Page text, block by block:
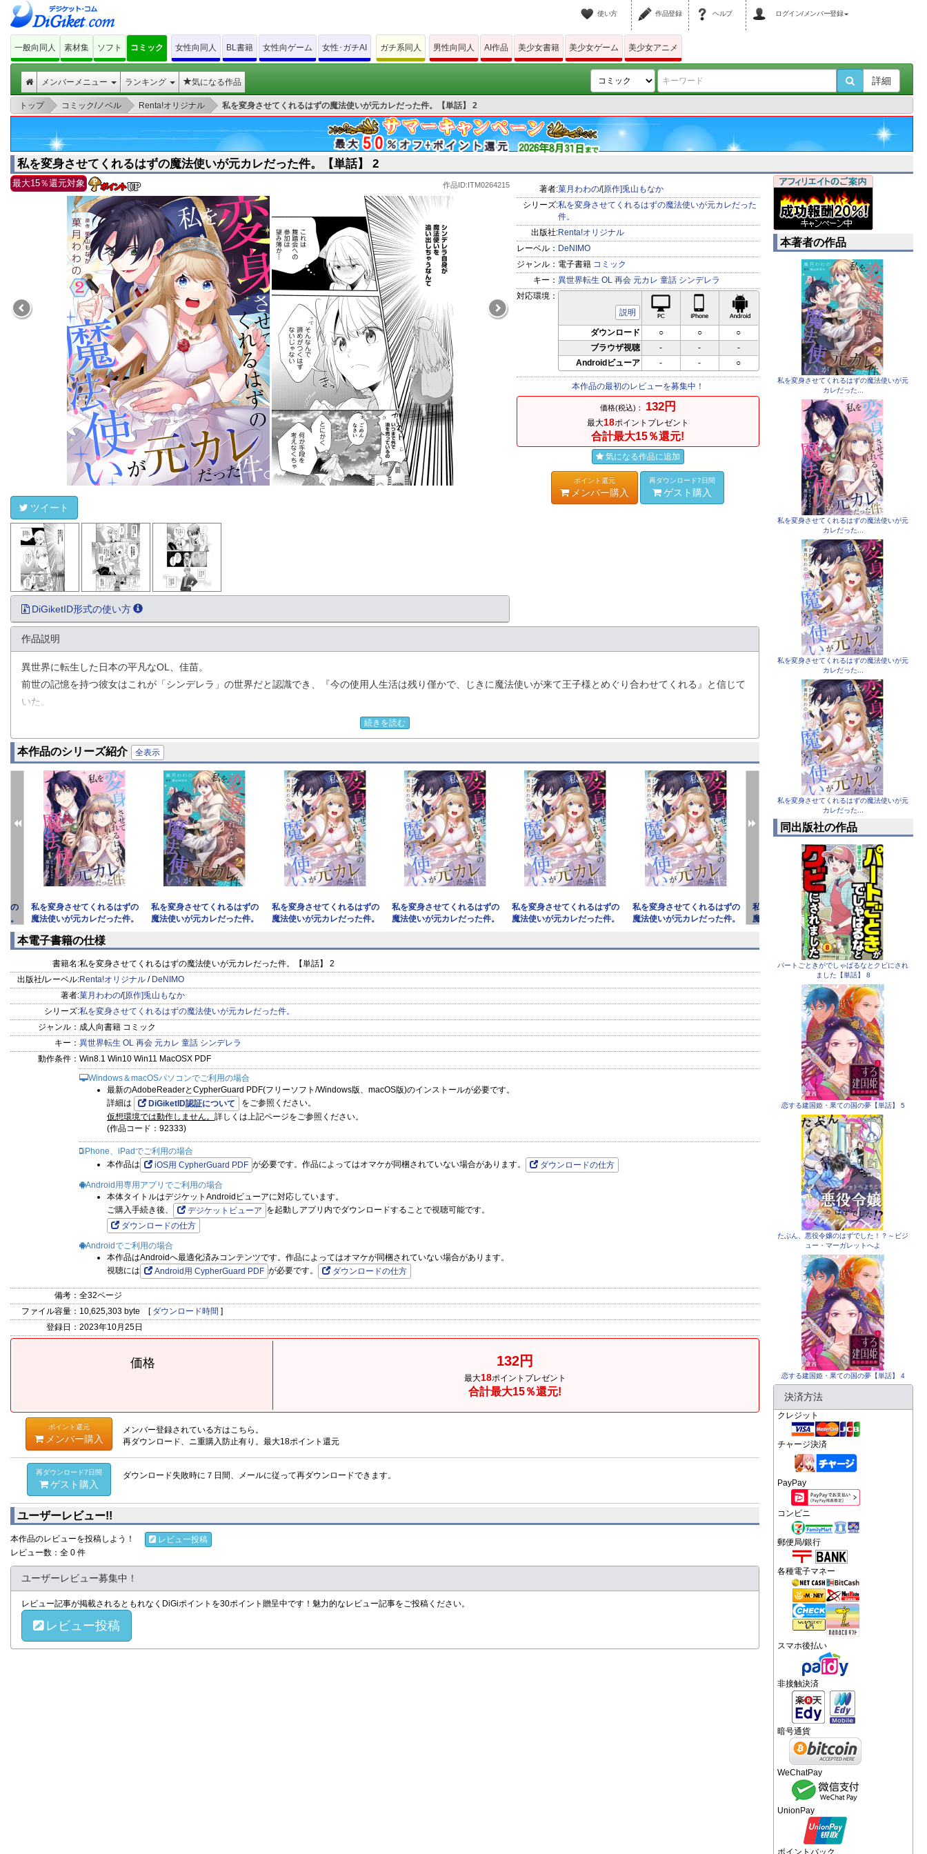
使い方 作品登録 ヘルプ ログイン/メンバー登録
一般向同人 素材集 ソフト コミック 女性向同人 BL書籍 女性向ゲーム 女性･ガチAI ガチ系同人 男性向同人 AI作品 美少女書籍 美少女ゲーム 美少女アニメ
詳細
メンバーメニュー ランキング 気になる作品
トップ > コミック/ノベル > Renta!オリジナル > 私を変身させてくれるはずの魔法使いが元カレだった件。【単話】 2
私を変身させてくれるはずの魔法使いが元カレだった件。【単話】 2
最大15％還元対象 作品ID:ITM0264215
ツイート
DiGiketID形式の使い方
著者:菓月わわの/[原作]兎山もなか
シリーズ:私を変身させてくれるはずの魔法使いが元カレだった
件。
出版社:Renta!オリジナル
レーベル： DeNIMO
ジャンル： 電子書籍 コミック
キー： 異世界転生 OL 再会 元カレ 童話 シンデレラ
対応環境：
説明
PC対応 iPhone対応
ダウンロード ○ ○
○
ブラウザ視聴
- -
-
Androidビューア
- - ○
本作品の最初のレビューを募集中！
価格(税込)： 132円
最大18ポイントプレゼント
合計最大15％還元!
気になる作品に追加
ポイント還元
メンバー購入
再ダウンロード7日間
ゲスト購入
作品説明
異世界に転生した日本の平凡なOL、佳苗。
前世の記憶を持つ彼女はこれが「シンデレラ」の世界だと認識でき、『今の使用人生活は残り僅かで、じきに魔法使いが来て王子様とめぐり合わせてくれる』と信じて
いた。
そしていよいよ迎えた舞踏会当日。洗濯ものを取り込みながら「今日の夜には魔法使いが来る」とドキドキしていたその時、空からヒト型の物体が急接近してくる。
「あれ……予定の時間より早くない？」
驚く佳苗のもとに現れたのは、魔法使いの姿をした――前世の元カレだった！
ケンカ別れした元カレと話す度に、何故かフラッシュバックする前世の不吉な最期。
前世で佳苗が死を迎えた原因は？
佳苗は現世でシンデレラとしての幸せを手に入れられるのか？
そして結ばれない役柄で再会した二人の運命は――？
続きを読む
本作品のシリーズ紹介 全表示
ずの
。
私を変身させてくれるはずの
魔法使いが元カレだった件。
私を変身させてくれるはずの
魔法使いが元カレだった件。
私を変身させてくれるはずの
魔法使いが元カレだった件。
私を変身させてくれるはずの
魔法使いが元カレだった件。
私を変身させてくれるはずの
魔法使いが元カレだった件。
私を変身させてくれるはずの
魔法使いが元カレだった件。
私を変身させてくれるはずの
魔法使いが元カレだった件。
【単話】
私を変身させ
魔法使いが元
本電子書籍の仕様
書籍名:私を変身させてくれるはずの魔法使いが元カレだった件。【単話】 2
出版社/レーベル:Renta!オリジナル / DeNIMO
著者:菓月わわの/[原作]兎山もなか
シリーズ:私を変身させてくれるはずの魔法使いが元カレだった件。
ジャンル： 成人向書籍 コミック
キー： 異世界転生 OL 再会 元カレ 童話 シンデレラ
動作条件： Win8.1 Win10 Win11 MacOSX PDF
Windows＆macOSパソコンでご利用の場合
最新のAdobeReaderとCypherGuard PDF(フリーソフト/Windows版、macOS版)のインストールが必要です。
詳細は
DiGiketID認証について
をご参照ください。
仮想環境では動作しません。 詳しくは上記ページをご参照ください。
(作品コード：92333)
iPhone、iPadでご利用の場合
本作品は
iOS用 CypherGuard PDF が必要です。作品によってはオマケが同梱されていない場合があります。 ダウンロードの仕方
Android用専用アプリでご利用の場合
本体タイトルはデジケットAndroidビューアに対応しています。
ご購入手続き後、
デジケットビューア を起動しアプリ内でダウンロードすることで視聴可能です。
ダウンロードの仕方
Androidでご利用の場合
本作品はAndroidへ最適化済みコンテンツです。作品によってはオマケが同梱されていない場合があります。
視聴には
Android用 CypherGuard PDF が必要です。 ダウンロードの仕方
備考： 全32ページ
ファイル容量： 10,625,303 byte [ ダウンロード時間 ]
登録日： 2023年10月25日
価格 132円
最大18ポイントプレゼント
合計最大15％還元!
ポイント還元
メンバー購入
メンバー登録されている方はこちら。
再ダウンロード、ニ重購入防止有り。最大18ポイント還元
再ダウンロード7日間
ゲスト購入
ダウンロード失敗時に７日間、メールに従って再ダウンロードできます。
ユーザーレビュー!!
本作品のレビューを投稿しよう！
レビュー投稿
レビュー数：全 0 件
ユーザーレビュー募集中！
レビュー記事が掲載されるともれなくDiGiポイントを30ポイント贈呈中です！魅力的なレビュー記事をご投稿ください。
レビュー投稿
本著者の作品
私を変身させてくれるはずの魔法使いが元
カレだった...
私を変身させてくれるはずの魔法使いが元
カレだった...
私を変身させてくれるはずの魔法使いが元
カレだった...
私を変身させてくれるはずの魔法使いが元
カレだった...
同出版社の作品
パートごときがでしゃばるなとクビにされ
ました【単話】 8
恋する建国姫・果ての国の夢【単話】 5
たぶん、悪役令嬢のはずでした！？～ビジ
ュー・マーガレットへよ
恋する建国姫・果ての国の夢【単話】 4
決済方法
クレジット
チャージ決済
PayPay
コンビニ
郵便局/銀行
各種電子マネー
スマホ後払い
非接触決済
暗号通貨
WeChatPay
UnionPay
ポイントバック